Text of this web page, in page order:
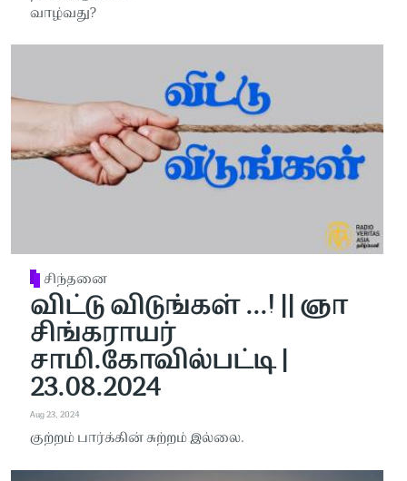
வாழ்வது?
சிந்தனை
விட்டு விடுங்கள் ...! || ஞா
சிங்கராயர்
சாமி.கோவில்பட்டி |
23.08.2024
Aug 23, 2024
குற்ற‌ம் பா‌ர்‌க்‌கி‌ன் சு‌ற்ற‌ம் இல்லை.